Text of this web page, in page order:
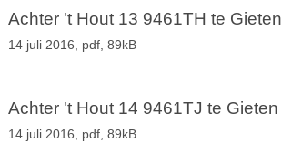
Achter 't Hout 13 9461TH te Gieten
14 juli 2016, pdf, 89kB
Achter 't Hout 14 9461TJ te Gieten
14 juli 2016, pdf, 89kB